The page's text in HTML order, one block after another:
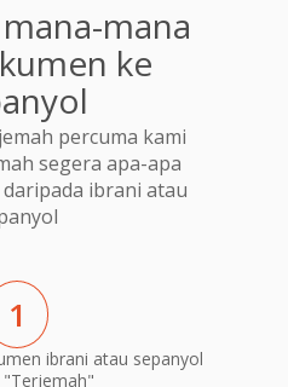
mana
ke
percuma kami
segera apa-apa
ibrani atau
1
ibrani atau sepanyol
"Terjemah"